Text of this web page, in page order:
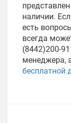
наличии.
есть
всегда
(8442)200-
менеджера,
бесплатной